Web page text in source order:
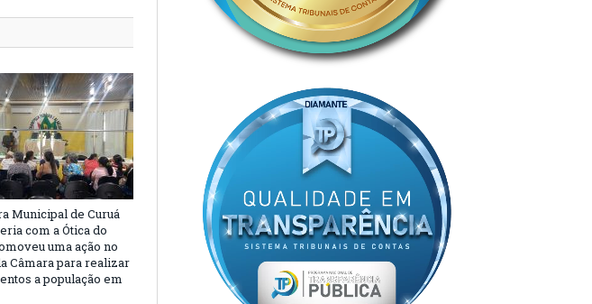
Municipal de Curuá
com a Ótica do
uma ação no
Câmara para realizar
a população em